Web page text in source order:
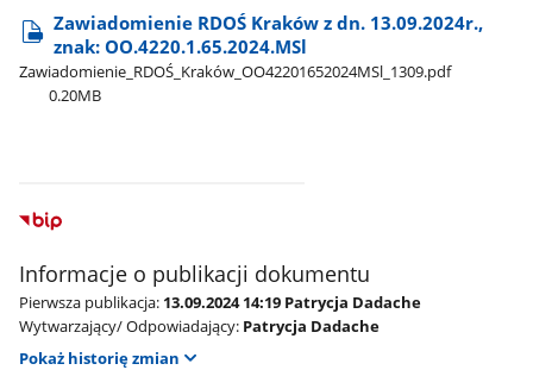
Zawiadomienie RDOŚ Kraków z dn. 13.09.2024r.,
znak: OO.4220.1.65.2024.MSl
Zawiadomienie​_RDOŚ​_Kraków​_OO42201652024MSl​_1309.pdf
0.20MB
Informacje o publikacji dokumentu
Pierwsza publikacja: 13.09.2024 14:19 Patrycja Dadache
Wytwarzający/ Odpowiadający: Patrycja Dadache
Pokaż historię zmian